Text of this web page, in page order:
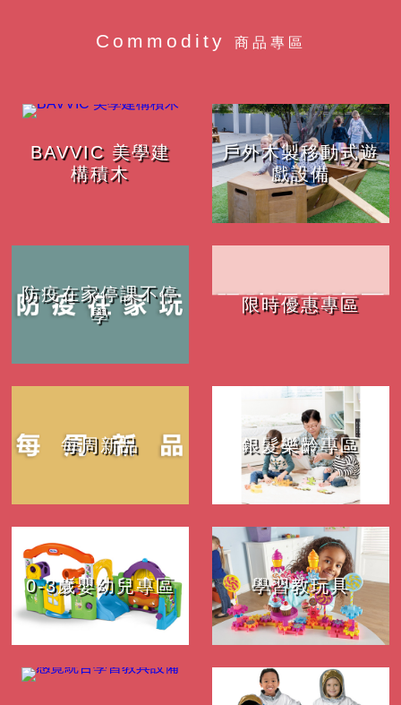
Commodity 商品專區
BAVVIC 美學建
構積木
戶外木製移動式遊
戲設備
防疫在家停課不停
學
限時優惠專區
每周新品 銀髮樂齡專區
0-3歲嬰幼兒專區 學習教玩具